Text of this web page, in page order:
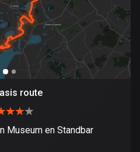
route
Museum en Standbar